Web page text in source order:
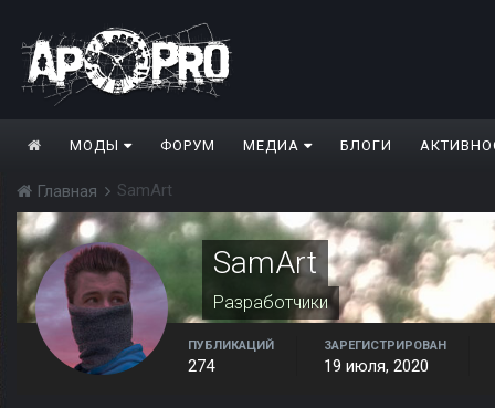
МОДЫ ФОРУМ МЕДИА БЛОГИ
Главная SamArt
SamArt
Разработчики
ПУБЛИКАЦИЙ
274
ЗАРЕГИСТРИРОВАН
19 июля, 2020